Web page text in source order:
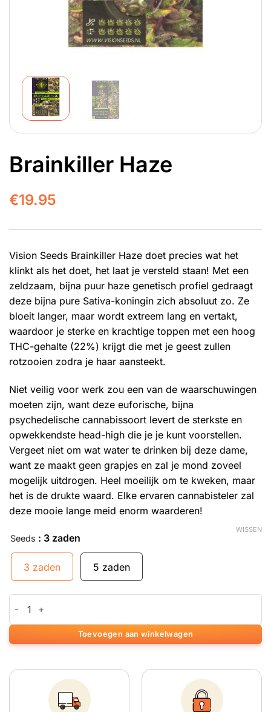
Brainkiller Haze
€19.95
Vision Seeds Brainkiller Haze doet precies wat het
klinkt als het doet, het laat je versteld staan! Met een
zeldzaam, bijna puur haze genetisch profiel gedraagt ​​
deze bijna pure Sativa-koningin zich absoluut zo. Ze
bloeit langer, maar wordt extreem lang en vertakt,
waardoor je sterke en krachtige toppen met een hoog
THC-gehalte (22%) krijgt die met je geest zullen
rotzooien zodra je haar aansteekt.
Niet veilig voor werk zou een van de waarschuwingen
moeten zijn, want deze euforische, bijna
psychedelische cannabissoort levert de sterkste en
opwekkendste head-high die je je kunt voorstellen.
Vergeet niet om wat water te drinken bij deze dame,
want ze maakt geen grapjes en zal je mond zoveel
mogelijk uitdrogen. Heel moeilijk om te kweken, maar
het is de drukte waard. Elke ervaren cannabisteler zal
deze mooie lange meid enorm waarderen!
Seeds : 3 zaden
3 zaden 5 zaden
WISSEN
Toevoegen aan winkelwagen